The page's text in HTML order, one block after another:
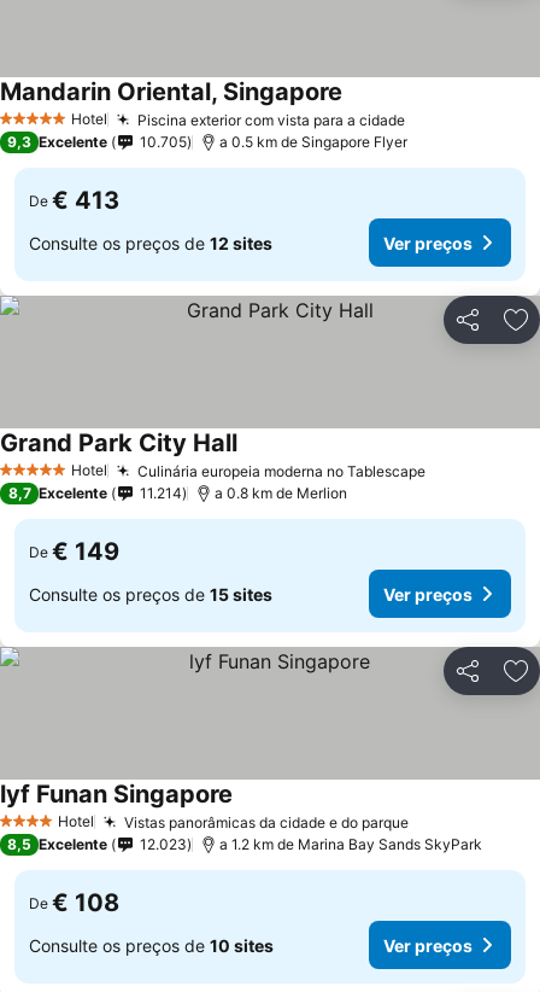
5 Estrelas Hotel Piscina exterior com vista para a cidade
Mandarin Oriental, Singapore
9,3 Excelente 10.705 a 0.5 km de Singapore Flyer
De € 413
Consulte os preços de 12 sites Ver preços
Partilhar
5 Estrelas Hotel Culinária europeia moderna no Tablescape
Grand Park City Hall
8,7 Excelente 11.214 a 0.8 km de Merlion
De € 149
Consulte os preços de 15 sites Ver preços
Partilhar
4 EstrelasHotel Vistas panorâmicas da cidade e do parque
lyf Funan Singapore
8,5 Excelente 12.023 a 1.2 km de Marina Bay Sands SkyPark
De € 108
Consulte os preços de 10 sites Ver preços